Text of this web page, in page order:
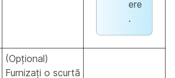
ere
.
(Opțional)
Furnizați o scurtă